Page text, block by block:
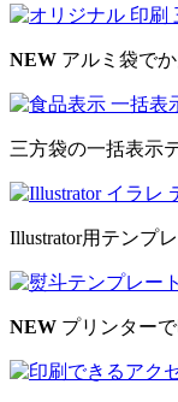
NEW アルミ袋で
三方袋の一括表示
Illustrator用テンプ
NEW プリンター